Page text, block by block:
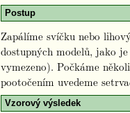
Postup
Zapálíme svíčku nebo
dostupných modelů, jako
vymezeno). Počkáme
pootočením uvedeme
Vzorový výsledek